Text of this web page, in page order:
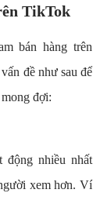
TikTok
bán hàng trên
đề như sau để
đợi:
động nhiều nhất
xem hơn. Ví